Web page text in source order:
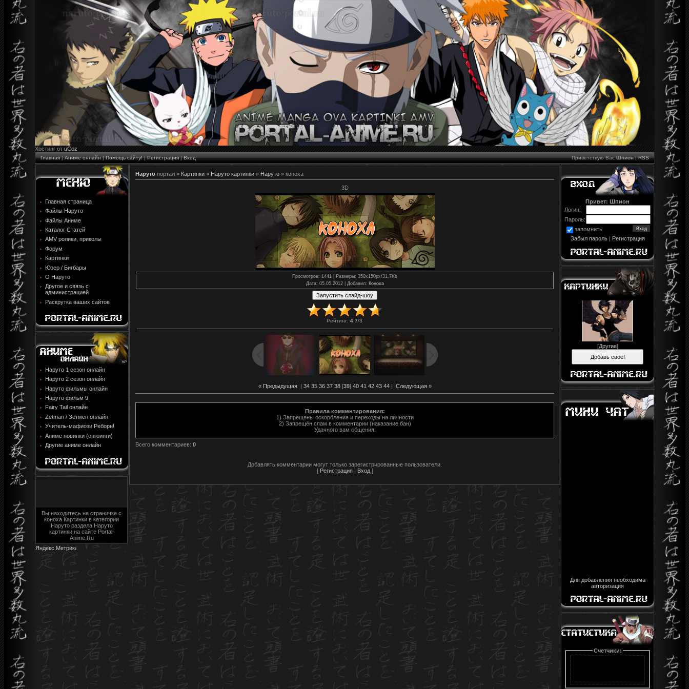
Хостинг от uCoz
Главная|Аниме онлайн|Помощь сайту!|Регистрация|Вход Приветствую Вас Шпион|RSS
Главная страница
Файлы Наруто
Файлы Аниме
Каталог Статей
AMV ролики, приколы
Форум
Картинки
Юзер / Бигбары
О Наруто
Другое и связь с
администрацией
Раскрутка ваших сайтов
Наруто 1 сезон онлайн
Наруто 2 сезон онлайн
Наруто фильмы онлайн
Наруто фильм 9
Fairy Tail онлайн
Zetman / Зетмен онлайн
Учитель-мафиози Реборн!
Аниме новинки (онгоинги)
Другие аниме онлайн
Вы находитесь на страничке с
коноха Картинки в категории
Наруто раздела Наруто
картинки на сайте Portal-
Anime.Ru
Наруто портал » Картинки » Наруто картинки » Наруто » коноха
3D
Просмотров: 1441 | Размеры: 350x150px/31.7Kb
Дата: 05.05.2012 | Добавил: Коноха
Рейтинг: 4.7/3
« Предыдущая| 34 35 36 37 38[39] 40 41 42 43 44| Следующая »
Правила комментирования:
1) Запрещены оскорбления и переходы на личности
2) Запрещён спам в комментарии (наказание бан)
Удачного вам общения!
Всего комментариев: 0
Добавлять комментарии могут только зарегистрированные пользователи.
[ Регистрация| Вход]
Привет: Шпион
Логин:
Пароль:
запомнить
Забыл пароль| Регистрация
[Другие]
Для добавления необходима
авторизация
Счетчики: